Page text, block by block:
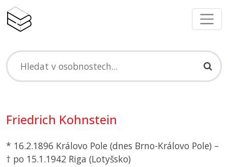
Friedrich Kohnstein
* 16.2.1896 Královo Pole (dnes Brno-Královo Pole) –
† po 15.1.1942 Riga (Lotyšsko)